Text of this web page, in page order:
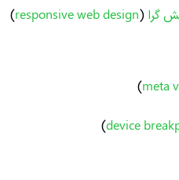
گرا (
responsive web design
)
meta
)
device
)